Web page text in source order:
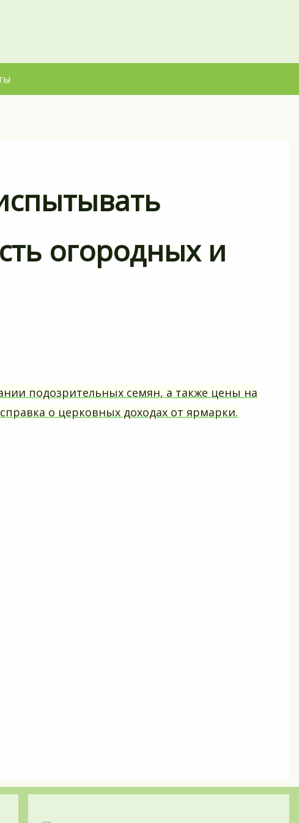
огородных и
подозрительных семян, а также цены на
о церковных доходах от ярмарки.